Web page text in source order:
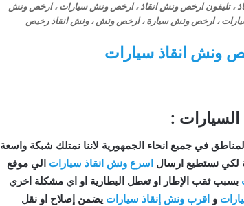
، تليفون ارخص ونش انقاذ ، ارخص ونش سيارات ، ارخص ونش
، ارخص ونش سيارة ، ارخص ونش ، ونش انقاذ رخيص
ونش انقاذ سيارات
السيارات :
في جميع انحاء الجمهورية لاننا نمتلك شبكة واسعة
لكي نستطيع ارسال اسرع ونش انقاذ سيارات الي موقع
بسبب ثقب الإطار او تعطل البطارية او اي مشكلة اخري
و اقرب ونش إنقاذ سيارات يضمن إصلاح او نقل